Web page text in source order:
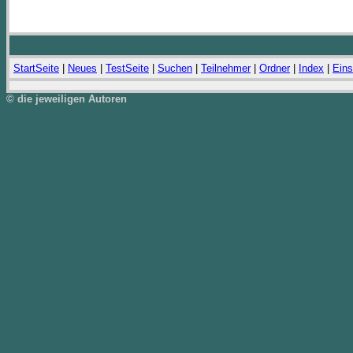
StartSeite Neues TestSeite Suchen Teilnehmer| Ordner| Index
© die jeweiligen Autoren